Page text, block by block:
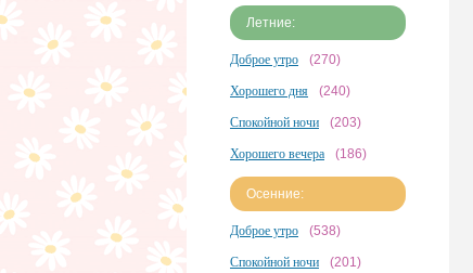
Летние:
Доброе утро (270)
Хорошего дня (240)
Спокойной ночи (203)
Хорошего вечера (186)
Осенние:
Доброе утро (538)
Спокойной ночи (201)